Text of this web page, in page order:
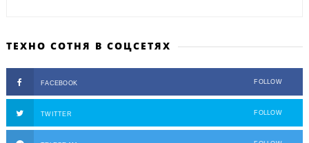
ТЕХНО СОТНЯ В СОЦСЕТЯХ
FACEBOOK FOLLOW
TWITTER FOLLOW